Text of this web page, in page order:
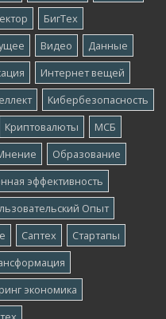
БигТех
Видео
Данные
Интернет вещей
Кибербезопасность
Криптовалюты
МСБ
Образование
эффективность
Опыт
Саптех
Стартапы
экономика